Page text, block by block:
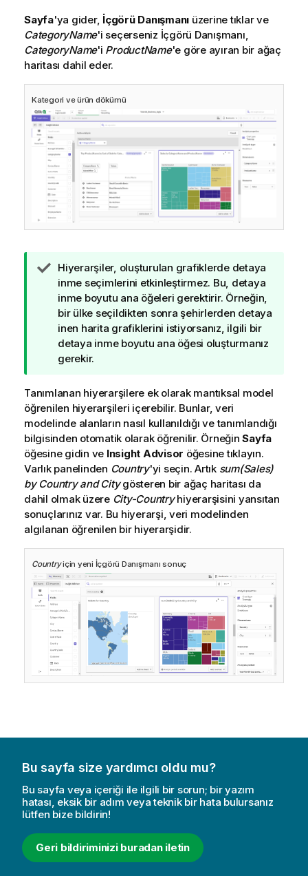
Sayfa'ya gider, İçgörü Danışmanı üzerine tıklar ve
CategoryName'i seçerseniz İçgörü Danışmanı
CategoryName'i ProductName'e göre ayıran bir ağaç
haritası dahil eder.
Kategori ve ürün dökümü
İ
p
u
c
u
n
o
u
Hiyerarşiler, oluşturulan grafiklerde detaya
inme seçimlerini etkinleştirmez. Bu, detaya
inme boyutu ana öğeleri gerektirir. Örneğin,
bir ülke seçildikten sonra şehirlerden detaya
inen harita grafiklerini istiyorsanız, ilgili bir
detaya inme boyutu ana öğesi oluşturmanız
gerekir.
Tanımlanan hiyerarşilere ek olarak mantıksal model
öğrenilen hiyerarşileri içerebilir. Bunlar, veri
modelinde alanların nasıl kullanıldığı ve tanımlandığı
bilgisinden otomatik olarak öğrenilir. ÖrneğinSayfa
öğesine gidin ve Insight Advisor öğesine tıklayın.
Varlık panelinden Country'yi seçin. Artık sum(Sales)
by Country and Citygösteren bir ağaç haritası da
dahil olmak üzere City-Countryhiyerarşisini yansıtan
sonuçlarınız var. Bu hiyerarşi, veri modelinden
algılanan öğrenilen bir hiyerarşidir.
Countryiçin yeni İçgörü Danışmanı sonuç
Bu sayfa size yardımcı oldu mu?
Bu sayfa veya içeriği ile ilgili bir sorun; bir yazım
hatası, eksik bir adım veya teknik bir hata bulursanız
lütfen bize bildirin!
Geri bildiriminizi buradan iletin